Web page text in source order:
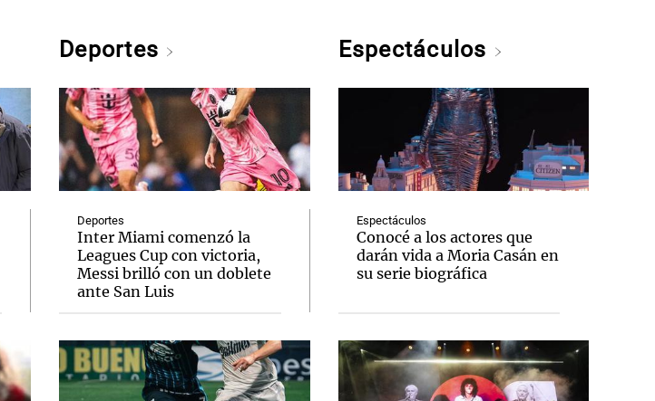
Deportes
Deportes
Inter Miami comenzó la
Leagues Cup con victoria,
Messi brilló con un doblete
ante San Luis
Espectáculos
Espectáculos
Conocé a los actores que
darán vida a Moria Casán en
su serie biográfica